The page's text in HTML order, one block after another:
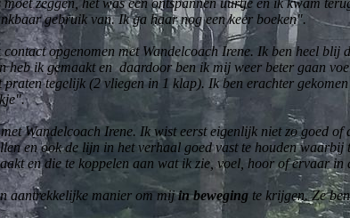
zeggen, het was een ontspannen uurtje en ik kwam
gebruik van. Ik ga haar nog een keer boeken".
opgenomen met Wandelcoach Irene. Ik ben heel blij
heb ik gemaakt en daardoor ben ik mij weer beter gaan
tegelijk (2 vliegen in 1 klap). Ik ben erachter
Wandelcoach Irene. Ik wist eerst eigenlijk niet zo goed
en ook de lijn in het verhaal goed vast te houden
en die te koppelen aan wat ik zie, voel, hoor of ervaar
aantrekkelijke manier om mijin beweging te krijgen. Ze